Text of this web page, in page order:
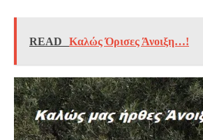
READ Καλώς Όρισες Άνοιξη…!